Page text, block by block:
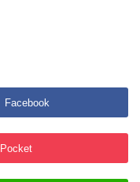
Facebook
Pocket